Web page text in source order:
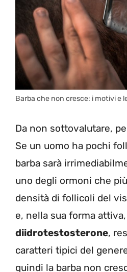
Barba che non cresce: i motivi e
Da non sottovalutare,
Se un uomo ha pochi
barba sarà
uno degli ormoni che
densità di follicoli del
e, nella sua forma
diidrotestosterone,
caratteri tipici del
quindi la barba non